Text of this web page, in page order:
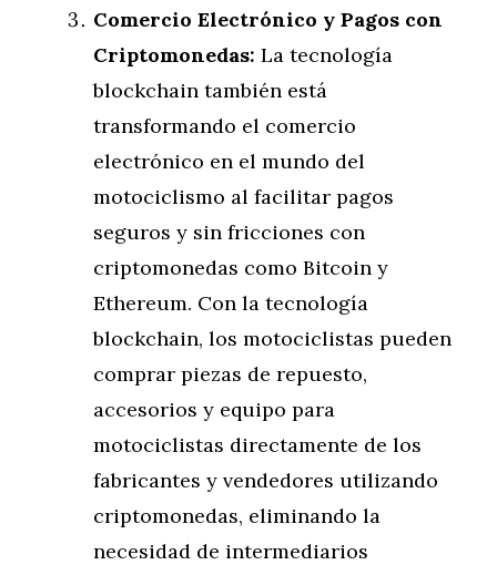
Comercio Electrónico y Pagos con
Criptomonedas: La tecnología
blockchain también está
transformando el comercio
electrónico en el mundo del
motociclismo al facilitar pagos
seguros y sin fricciones con
criptomonedas como Bitcoin y
Ethereum. Con la tecnología
blockchain, los motociclistas pueden
comprar piezas de repuesto,
accesorios y equipo para
motociclistas directamente de los
fabricantes y vendedores utilizando
criptomonedas, eliminando la
necesidad de intermediarios